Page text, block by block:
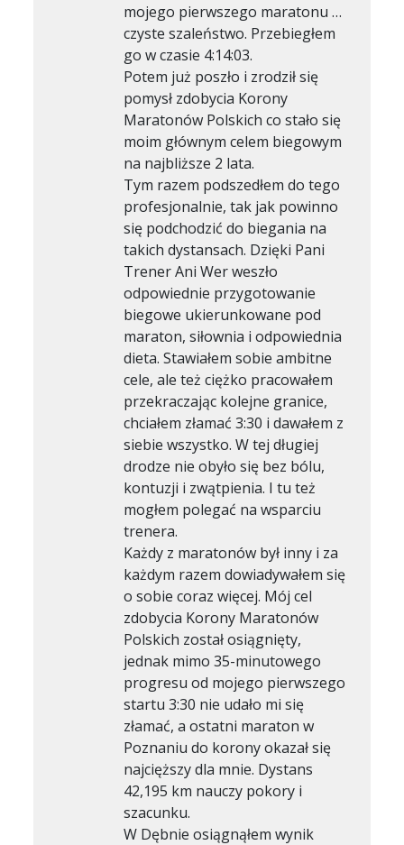
mojego pierwszego maratonu …
czyste szaleństwo. Przebiegłem
go w czasie 4:14:03.
Potem już poszło i zrodził się
pomysł zdobycia Korony
Maratonów Polskich co stało się
moim głównym celem biegowym
na najbliższe 2 lata.
Tym razem podszedłem do tego
profesjonalnie, tak jak powinno
się podchodzić do biegania na
takich dystansach. Dzięki Pani
Trener Ani Wer weszło
odpowiednie przygotowanie
biegowe ukierunkowane pod
maraton, siłownia i odpowiednia
dieta. Stawiałem sobie ambitne
cele, ale też ciężko pracowałem
przekraczając kolejne granice,
chciałem złamać 3:30 i dawałem z
siebie wszystko. W tej długiej
drodze nie obyło się bez bólu,
kontuzji i zwątpienia. I tu też
mogłem polegać na wsparciu
trenera.
Każdy z maratonów był inny i za
każdym razem dowiadywałem się
o sobie coraz więcej. Mój cel
zdobycia Korony Maratonów
Polskich został osiągnięty,
jednak mimo 35-minutowego
progresu od mojego pierwszego
startu 3:30 nie udało mi się
złamać, a ostatni maraton w
Poznaniu do korony okazał się
najcięższy dla mnie. Dystans
42,195 km nauczy pokory i
szacunku.
W Dębnie osiągnąłem wynik